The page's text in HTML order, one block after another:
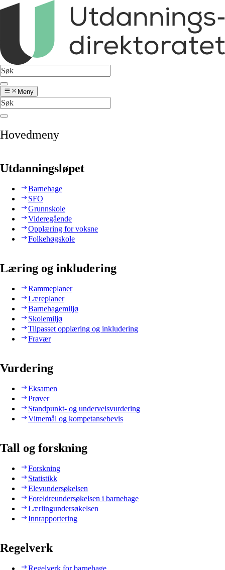
Meny
Hovedmeny
Utdanningsløpet
Barnehage
SFO
Grunnskole
Videregående
Opplæring for voksne
Folkehøgskole
Læring og inkludering
Rammeplaner
Læreplaner
Barnehagemiljø
Skolemiljø
Tilpasset opplæring og inkludering
Fravær
Vurdering
Eksamen
Prøver
Standpunkt- og underveisvurdering
Vitnemål og kompetansebevis
Tall og forskning
Forskning
Statistikk
Elevundersøkelsen
Foreldreundersøkelsen i barnehage
Lærlingundersøkelsen
Innrapportering
Regelverk
Regelverk for barnehage